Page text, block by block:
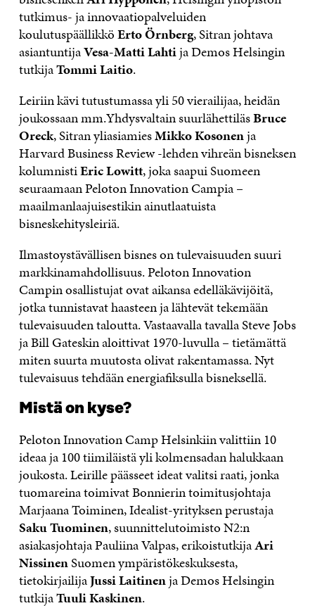
tutkimus- ja innovaatiopalveluiden
koulutuspäällikköErto Örnberg, Sitran johtava
asiantuntijaVesa-Matti Lahtija Demos Helsingin
tutkijaTommi Laitio.
Leiriin kävi tutustumassa yli 50 vierailijaa, heidän
joukossaan mm.Yhdysvaltain suurlähettiläsBruce
Oreck, Sitran yliasiamiesMikko Kosonenja
Harvard Business Review -lehden vihreän bisneksen
kolumnistiEric Lowitt, joka saapui Suomeen
seuraamaan Peloton Innovation Campia –
maailmanlaajuisestikin ainutlaatuista
bisneskehitysleiriä.
Ilmastoystävällisen bisnes on tulevaisuuden suuri
markkinamahdollisuus. Peloton Innovation
Campin osallistujat ovat aikansa edelläkävijöitä,
jotka tunnistavat haasteen ja lähtevät tekemään
tulevaisuuden taloutta. Vastaavalla tavalla Steve Jobs
ja Bill Gateskin aloittivat 1970-luvulla – tietämättä
miten suurta muutosta olivat rakentamassa. Nyt
tulevaisuus tehdään energiafiksulla bisneksellä.
Mistä on kyse?
Peloton Innovation Camp Helsinkiin valittiin 10
ideaa ja 100 tiimiläistä yli kolmensadan halukkaan
joukosta. Leirille päässeet ideat valitsi raati, jonka
tuomareina toimivat Bonnierin toimitusjohtaja
Marjaana Toiminen, Idealist-yrityksen perustaja
Saku Tuominen, suunnittelutoimisto N2:n
asiakasjohtaja Pauliina Valpas, erikoistutkijaAri
NissinenSuomen ympäristökeskuksesta,
tietokirjailijaJussi Laitinenja Demos Helsingin
tutkijaTuuli Kaskinen.